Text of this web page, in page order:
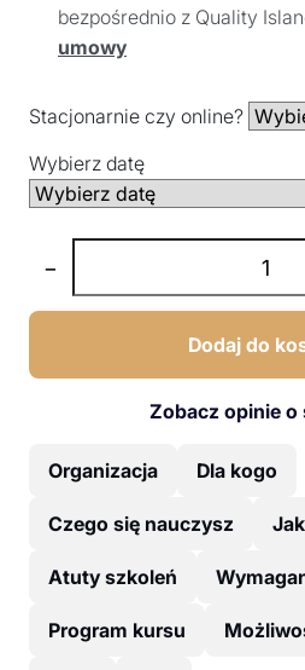
bezpośrednio z Quality
umowy
Stacjonarnie czy online?
Wybierz datę
−
Dodaj do
Zobacz opinie o
Organizacja Dla kogo
Czego się nauczysz
Atuty szkoleń
Program kursu